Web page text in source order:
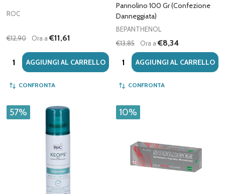
ROC
€12,90 Ora a€11,61
Quantità:AGGIUNGI AL CARRELLO
CONFRONTA
Pannolino 100 Gr (Confezione
Danneggiata)
BEPANTHENOL
€13,85
Ora a€8,34
Quantità:AGGIUNGI AL CARRELLO
CONFRONTA
57% 10%